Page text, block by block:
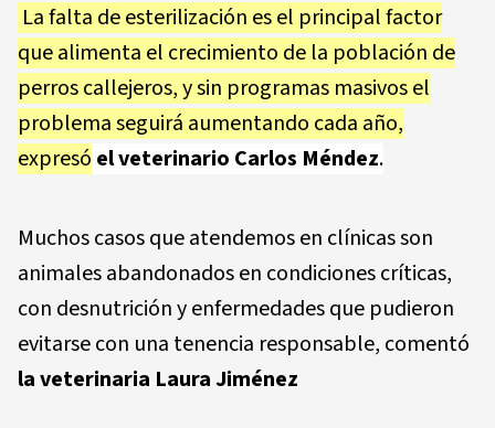
La falta de esterilización es el principal factor
que alimenta el crecimiento de la población de
perros callejeros, y sin programas masivos el
problema seguirá aumentando cada año,
expresó el veterinario Carlos Méndez.
Muchos casos que atendemos en clínicas son
animales abandonados en condiciones críticas,
con desnutrición y enfermedades que pudieron
evitarse con una tenencia responsable, comentó
la veterinaria Laura Jiménez